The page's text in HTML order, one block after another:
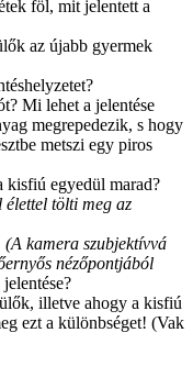
föl, mit jelentett a
az újabb gyermek
Mi lehet a jelentése
megrepedezik, s hogy
metszi egy piros
egyedül marad?
tölti meg az
(A kamera szubjektívvá
nézőpontjából
illetve ahogy a kisfiú
ezt a különbséget! (Vak